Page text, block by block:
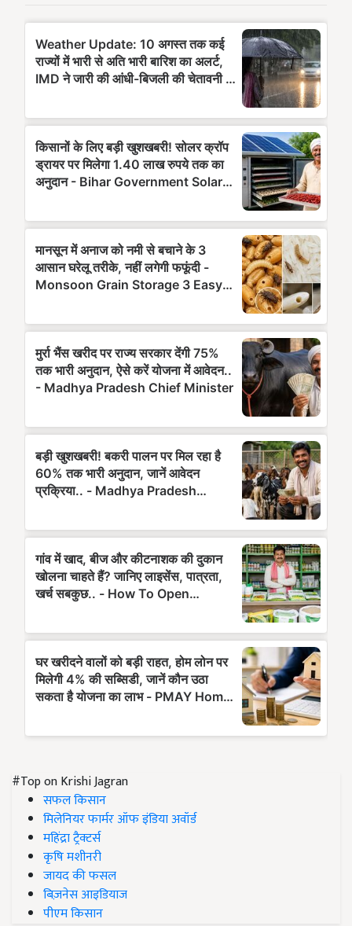
#Top on Krishi Jagran
सफल किसान
मिलेनियर फार्मर ऑफ इंडिया अवॉर्ड
महिंद्रा ट्रैक्टर्स
कृषि मशीनरी
जायद की फसल
बिज़नेस आइडियाज
पीएम किसान